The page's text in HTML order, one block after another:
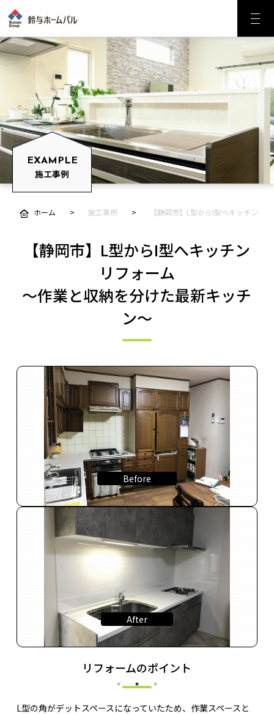
EXAMPLE
施工事例
ホーム 施工事例 【静岡市】L型からI型へキッチンリ
【静岡市】L型からI型へキッチン
リフォーム
～作業と収納を分けた最新キッチ
ン～
リフォームのポイント
L型の角がデットスペースになっていたため、作業スペースと